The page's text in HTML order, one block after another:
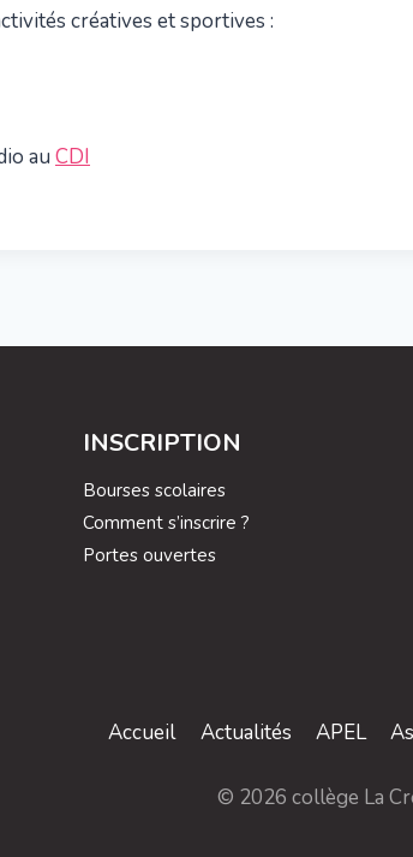
créatives et sportives :
au CDI
INSCRIPTION
Bourses scolaires
Comment s’inscrire ?
Portes ouvertes
Accueil Actualités APEL
© 2026 collège La